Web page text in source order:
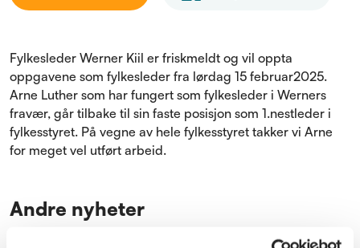
Fylkesleder Werner Kiil er friskmeldt og vil oppta
oppgavene som fylkesleder fra lørdag 15 februar2025.
Arne Luther som har fungert som fylkesleder i Werners
fravær, går tilbake til sin faste posisjon som 1.nestleder i
fylkesstyret. På vegne av hele fylkesstyret takker vi Arne
for meget vel utført arbeid.
Andre nyheter